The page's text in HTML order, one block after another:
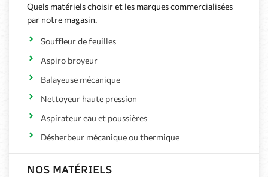
Quels matériels choisir et les marques commercialisées
par notre magasin.
Souffleur de feuilles
Aspiro broyeur
Balayeuse mécanique
Nettoyeur haute pression
Aspirateur eau et poussières
Désherbeur mécanique ou thermique
NOS MATÉRIELS